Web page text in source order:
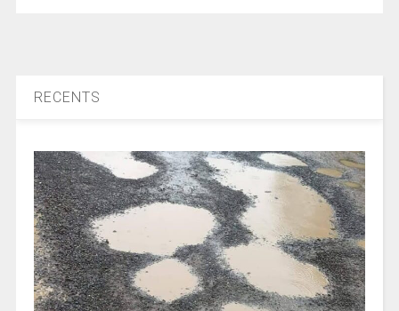
RECENTS